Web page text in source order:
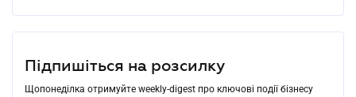
Підпишіться на розсилку
Щопонеділка отримуйте weekly-digest про ключові події бізнесу